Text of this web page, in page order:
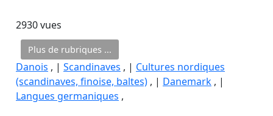
2930 vues
Plus de rubriques ...
Danois , | Scandinaves , | Cultures nordiques
(scandinaves, finoise, baltes) , | Danemark , |
Langues germaniques ,